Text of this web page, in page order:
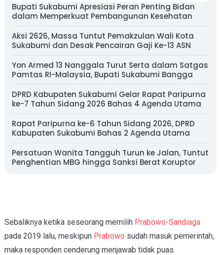
Bupati Sukabumi Apresiasi Peran Penting Bidan
dalam Memperkuat Pembangunan Kesehatan
Aksi 2626, Massa Tuntut Pemakzulan Wali Kota
Sukabumi dan Desak Pencairan Gaji Ke-13 ASN
Yon Armed 13 Nanggala Turut Serta dalam Satgas
Pamtas RI-Malaysia, Bupati Sukabumi Bangga
DPRD Kabupaten Sukabumi Gelar Rapat Paripurna
ke-7 Tahun Sidang 2026 Bahas 4 Agenda Utama
Rapat Paripurna ke-6 Tahun Sidang 2026, DPRD
Kabupaten Sukabumi Bahas 2 Agenda Utama
Persatuan Wanita Tangguh Turun ke Jalan, Tuntut
Penghentian MBG hingga Sanksi Berat Koruptor
Sebaliknya ketika seseorang memilih Prabowo-Sandiaga
pada 2019 lalu, meskipun Prabowo sudah masuk pemerintah,
maka responden cenderung menjawab tidak puas.